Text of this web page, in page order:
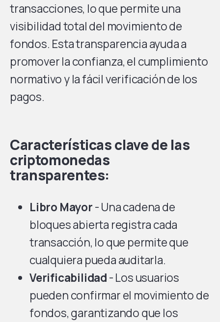
transacciones, lo que permite una
visibilidad total del movimiento de
fondos. Esta transparencia ayuda a
promover la confianza, el cumplimiento
normativo y la fácil verificación de los
pagos.
Características clave de las
criptomonedas
transparentes:
Libro Mayor- Una cadena de
bloques abierta registra cada
transacción, lo que permite que
cualquiera pueda auditarla.
Verificabilidad- Los usuarios
pueden confirmar el movimiento de
fondos, garantizando que los